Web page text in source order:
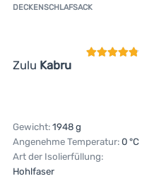
DECKENSCHLAFSACK
Zulu Kabru
Gewicht: 1948 g
Angenehme Temperatur: 0 °C
Art der Isolierfüllung:
Hohlfaser